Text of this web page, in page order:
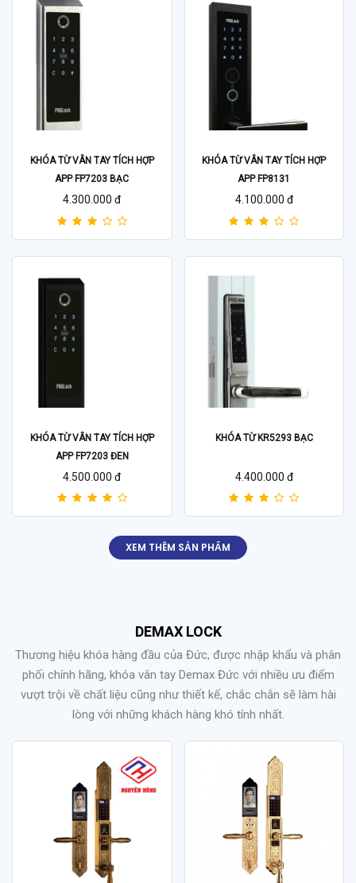
KHÓA TỪ VÂN TAY TÍCH HỢP
APP FP7203 BẠC
4.300.000 đ
KHÓA TỪ VÂN TAY TÍCH HỢP
APP FP8131
4.100.000 đ
KHÓA TỪ VÂN TAY TÍCH HỢP
APP FP7203 ĐEN
4.500.000 đ
KHÓA TỪ KR5293 BẠC
4.400.000 đ
XEM THÊM SẢN PHẨM
DEMAX LOCK
Thương hiệu khóa hàng đầu của Đức, được nhập khẩu và phân
phối chính hãng, khóa vân tay Demax Đức với nhiều ưu điểm
vượt trội về chất liệu cũng như thiết kế, chắc chắn sẽ làm hài
lòng với những khách hàng khó tính nhất.